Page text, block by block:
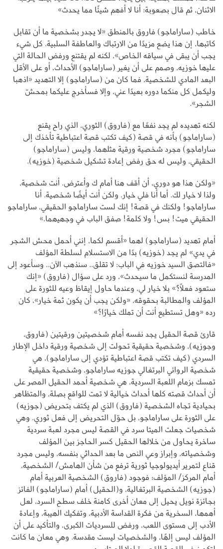
الاثنان، ثم قال بصعوبة: أنا لا أفهم شيئًا مما يحدث»
خاطب (ساراماجو) فاروق بالمنطق «لا يجدر بشخصية ما أن تقابل
كاتبها، إن هذا يضع مزيدًا من الارتباك والعاطفة السلبية. كل شيء
يجب أن يبقى في سياقه الخاص»، لكنه لم يقتنع ورفض الحالة التي
عليها خوزيه، وصمم على أن يغير (ساراماجو) الأحداث، أو على الأقل
البعد المادي للشخصية، فما كان من (ساراماجو) إلا التهديد «اذهبا
وليكمل كل منكما دوره بعيدًا عني، وإلا فسأخرج عليكما بمحشّ
الشجر».
لكنه تهديده لم يجد نفعًا مع (فاروق) الثوري، الذي راح يقنع
(ساراماجو) بأنه في قصة (كيف تكتب قصة اعتباطية تأخذك إلى
ساراماجو) مجرد شخصية ورقية مثلهما، وليس (ساراماجو)
الحقيقي، وليس له حق رفض إعادة تشكيل شخصية (خوزيه).
«ولكن هذا هو دوري، أن أقف هنا أمام ك وأعترض. أنت شخصية،
ولذا لا خيار لك. أما أنا فلي خيار. ولكن أنت أيضًا شخصية. أنا
ساراماجو! ولكنك في قصة! إنك لست ساراماجو الحقيقي، ساراماجو
الحقيقي ميت! بس! ولا كلمة! صفق الباب في وجهيهما.»
أمام تهديد (ساراماجو) لهما «أقسم لكما، إنني أحمل محش الشجر
في يدي» لم يجد (خوزيه) بدًا من الاستسلام لسلطة المؤلف
«فالتصق السيد خوزيه في الباب: لا تقلق.. سنذهب الآن.. وسأعود إلى
المدرسة لنستكمل ما سيحدث»، ورد على سؤال (فاروق) «إنك
ستعود فعلًا؟» بلا خيار لي، وعندما حاول إيقاظ وعيه للثورة على
المؤلف والمطالبة بحقوقه، «ولكن يجب أن يكون ثمة خيار»، كان
رده «وهل تستطيع أنت أن تملك خيارًا؟»
قارئ قصة الحقيل يجد نفسه أمام شخصيتين ورقيتين (فاروق،
وجوزيه)، وشخصية حقيقية تحولت إلى شخصية ورقية داخل الإطار
السردي (كيف تكتب قصة اعتباطية تؤدي إلى ساراماجو)، هي
شخصية الروائي البرتغالي جوزيه ساراماجو، وشخصية حقيقية
تمسك بزمام اللعبة السردية، هي شخصية أحمد الحقيل المصر على
أن أحداث قصته كلها أحداث خيالية لا تمت للواقع بصلة، والمتظاهر
بحيادية تجاه الشخصية (فاروق) الذي لم يكتف بتحريض (جوزيه)
على الثورة على ساراماجو، بل حوّل التحريض إلى فعل ثوري. وهي
شخصيات جعلت الميتا سرد في القصة ليس مجرد لعبة سردية
ساخرة يحاول من خلالها الحقيل كسر الحاجز بين المؤلف
وشخصياته، وإبراز وعي النص ما بعد الحداثي بنفسه، وليس مجرد
قناع لتمرير أيديولوجيا ثورية ترفع من شأن الهامش/ الشخصية،
أمام المركز/ المؤلف؛ فوجود (فاروق) الشخصية العربية أمام
(جوزيه) الشخصية البرتغالية، و(الحقيل) أمام (ساراماجو) الفائز
بجائزة نويل يحيل إلى معان أخرى كامنة خلف سطح السرد، لعل
أهمها، السخرية من فكرة القداسة الأدبية، وتفكيك الهيبة، وإعادة
الأدب إلى مستوى اللعب، ورفض للسرديات الكبرى، والتأكيد على أن
المؤلف ليس إلهًا، والشخصيات ليست مقدسة. وهي معان ما كانت